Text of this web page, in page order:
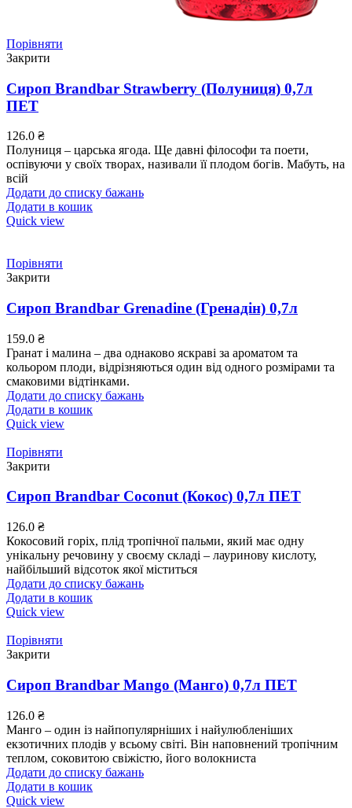
Порівняти
Закрити
Сироп Brandbar Strawberry (Полуниця) 0,7л
ПЕТ
126.0 ₴
Полуниця – царська ягода. Ще давні філософи та поети,
оспівуючи у своїх творах, називали її плодом богів. Мабуть, на
всій
Додати до списку бажань
Додати в кошик
Quick view
Порівняти
Закрити
Сироп Brandbar Grenadine (Гренадін) 0,7л
159.0 ₴
Гранат і малина – два однаково яскраві за ароматом та
кольором плоди, відрізняються один від одного розмірами та
смаковими відтінками.
Додати до списку бажань
Додати в кошик
Quick view
Порівняти
Закрити
Сироп Brandbar Coconut (Кокос) 0,7л ПЕТ
126.0 ₴
Кокосовий горіх, плід тропічної пальми, який має одну
унікальну речовину у своєму складі – лауринову кислоту,
найбільший відсоток якої міститься
Додати до списку бажань
Додати в кошик
Quick view
Порівняти
Закрити
Сироп Brandbar Mango (Манго) 0,7л ПЕТ
126.0 ₴
Манго – один із найпопулярніших і найулюбленіших
екзотичних плодів у всьому світі. Він наповнений тропічним
теплом, соковитою свіжістю, його волокниста
Додати до списку бажань
Додати в кошик
Quick view